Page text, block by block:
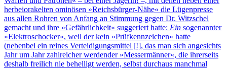
herbeiorakelten ominösen »Reichsbürger-Nähe« die Lügenpresse
aus allen Rohren von Anfang an Stimmung gegen Dr. Witzschel
gemacht und ihre »Gefährlichkeit« suggeriert hatte: Ein sogenannter
»Elektroschocker«, weil der kein »Prüfkennzeichen« hatte
(nebenbei ein reines Verteidigungsmittel [!], das man sich angesichts
Jahr um Jahr zahlreicher werdender »Messermänner«, die ihrerseits
deshalb freilich nie behelligt werden, selbst durchaus manchmal